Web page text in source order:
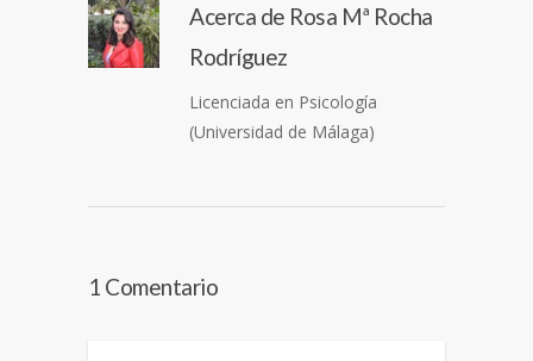
Acerca de Rosa Mª Rocha
Rodríguez
Licenciada en Psicología
(Universidad de Málaga)
1 Comentario